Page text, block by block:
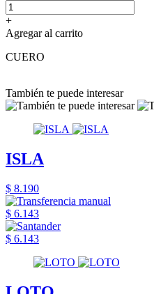
+
Agregar al carrito
CUERO
También te puede interesar
ISLA
$ 8.190
$ 6.143
$ 6.143